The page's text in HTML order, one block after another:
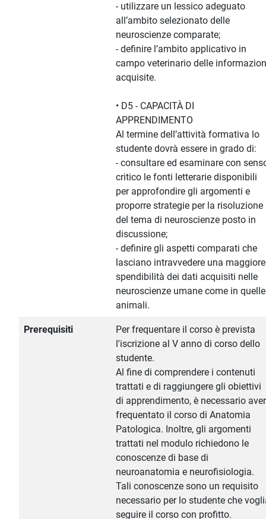
- utilizzare un lessico adeguato
all’ambito selezionato delle
neuroscienze comparate;
- definire l’ambito applicativo in
campo veterinario delle
acquisite.
• D5 - CAPACITÀ DI
APPRENDIMENTO
Al termine dell’attività formativa lo
studente dovrà essere in grado di:
- consultare ed esaminare con
critico le fonti letterarie disponibili
per approfondire gli argomenti e
proporre strategie per la risoluzione
del tema di neuroscienze posto in
discussione;
- definire gli aspetti comparati che
lasciano intravvedere una maggiore
spendibilità dei dati acquisiti nelle
neuroscienze umane come in quelle
animali.
Prerequisiti
Per frequentare il corso è prevista
l'iscrizione al V anno di corso dello
studente.
Al fine di comprendere i contenuti
trattati e di raggiungere gli obiettivi
di apprendimento, è necessario aver
frequentato il corso di Anatomia
Patologica. Inoltre, gli argomenti
trattati nel modulo richiedono le
conoscenze di base di
neuroanatomia e neurofisiologia.
Tali conoscenze sono un requisito
necessario per lo studente che
seguire il corso con profitto.